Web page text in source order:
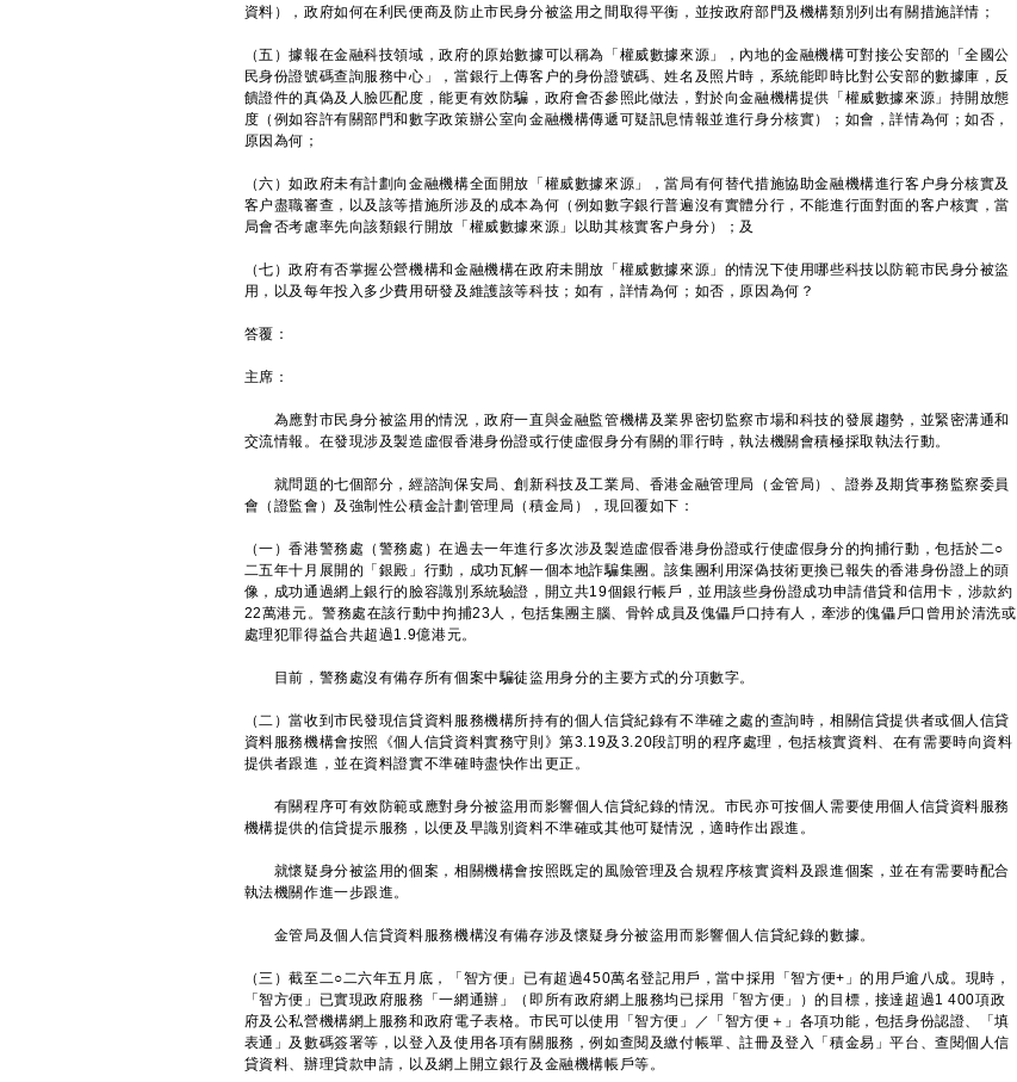
資料），政府如何在利民便商及防止市民身分被盜用之間取得平衡，並按政府部門及機構類別列出有關措施詳情；
（五）據報在金融科技領域，政府的原始數據可以稱為「權威數據來源」，內地的金融機構可對接公安部的「全國公
民身份證號碼查詢服務中心」，當銀行上傳客户的身份證號碼、姓名及照片時，系統能即時比對公安部的數據庫，反
饋證件的真偽及人臉匹配度，能更有效防騙，政府會否參照此做法，對於向金融機構提供「權威數據來源」持開放態
度（例如容許有關部門和數字政策辦公室向金融機構傳遞可疑訊息情報並進行身分核實）；如會，詳情為何；如否，
原因為何；
（六）如政府未有計劃向金融機構全面開放「權威數據來源」，當局有何替代措施協助金融機構進行客户身分核實及
客户盡職審查，以及該等措施所涉及的成本為何（例如數字銀行普遍沒有實體分行，不能進行面對面的客户核實，當
局會否考慮率先向該類銀行開放「權威數據來源」以助其核實客户身分）；及
（七）政府有否掌握公營機構和金融機構在政府未開放「權威數據來源」的情況下使用哪些科技以防範市民身分被盜
用，以及每年投入多少費用研發及維護該等科技；如有，詳情為何；如否，原因為何？
答覆：
主席：
為應對市民身分被盜用的情況，政府一直與金融監管機構及業界密切監察市場和科技的發展趨勢，並緊密溝通和
交流情報。在發現涉及製造虛假香港身份證或行使虛假身分有關的罪行時，執法機關會積極採取執法行動。
就問題的七個部分，經諮詢保安局、創新科技及工業局、香港金融管理局（金管局）、證券及期貨事務監察委員
會（證監會）及強制性公積金計劃管理局（積金局），現回覆如下：
（一）香港警務處（警務處）在過去一年進行多次涉及製造虛假香港身份證或行使虛假身分的拘捕行動，包括於二○
二五年十月展開的「銀殿」行動，成功瓦解一個本地詐騙集團。該集團利用深偽技術更換已報失的香港身份證上的頭
像，成功通過網上銀行的臉容識別系統驗證，開立共19個銀行帳戶，並用該些身份證成功申請借貸和信用卡，涉款約
22萬港元。警務處在該行動中拘捕23人，包括集團主腦、骨幹成員及傀儡戶口持有人，牽涉的傀儡戶口曾用於清洗或
處理犯罪得益合共超過1.9億港元。
目前，警務處沒有備存所有個案中騙徒盜用身分的主要方式的分項數字。
（二）當收到市民發現信貸資料服務機構所持有的個人信貸紀錄有不準確之處的查詢時，相關信貸提供者或個人信貸
資料服務機構會按照《個人信貸資料實務守則》第3.19及3.20段訂明的程序處理，包括核實資料、在有需要時向資料
提供者跟進，並在資料證實不準確時盡快作出更正。
有關程序可有效防範或應對身分被盜用而影響個人信貸紀錄的情況。市民亦可按個人需要使用個人信貸資料服務
機構提供的信貸提示服務，以便及早識別資料不準確或其他可疑情況，適時作出跟進。
就懷疑身分被盜用的個案，相關機構會按照既定的風險管理及合規程序核實資料及跟進個案，並在有需要時配合
執法機關作進一步跟進。
金管局及個人信貸資料服務機構沒有備存涉及懷疑身分被盜用而影響個人信貸紀錄的數據。
（三）截至二○二六年五月底，「智方便」已有超過450萬名登記用戶，當中採用「智方便+」的用戶逾八成。現時，
「智方便」已實現政府服務「一網通辦」（即所有政府網上服務均已採用「智方便」）的目標，接達超過1 400項政
府及公私營機構網上服務和政府電子表格。市民可以使用「智方便」／「智方便＋」各項功能，包括身份認證、「填
表通」及數碼簽署等，以登入及使用各項有關服務，例如查閱及繳付帳單、註冊及登入「積金易」平台、查閱個人信
貸資料、辦理貸款申請，以及網上開立銀行及金融機構帳戶等。